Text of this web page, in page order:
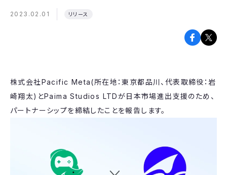
2023.02.01 リリース
株式会社Pacific Meta(所在地：東京都品川、代表取締役：岩
崎翔太)とPaima Studios LTDが日本市場進出支援のため、
パートナーシップを締結したことを報告します。